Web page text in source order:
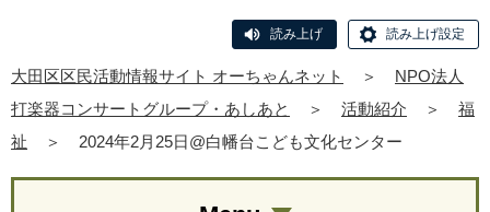
読み上げ 読み上げ設定
大田区区民活動情報サイト オーちゃんネット ＞
NPO法人
打楽器コンサートグループ・あしあと
＞ 活動紹介 ＞
福
祉
＞ 2024年2月25日@白幡台こども文化センター